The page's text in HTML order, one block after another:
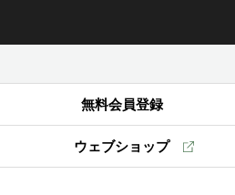
無料会員登録
ウェブショップ